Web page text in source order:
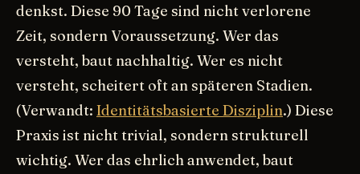
denkst. Diese 90 Tage sind nicht verlorene
Zeit, sondern Voraussetzung. Wer das
versteht, baut nachhaltig. Wer es nicht
versteht, scheitert oft an späteren Stadien.
(Verwandt: Identitätsbasierte Disziplin.) Diese
Praxis ist nicht trivial, sondern strukturell
wichtig. Wer das ehrlich anwendet, baut